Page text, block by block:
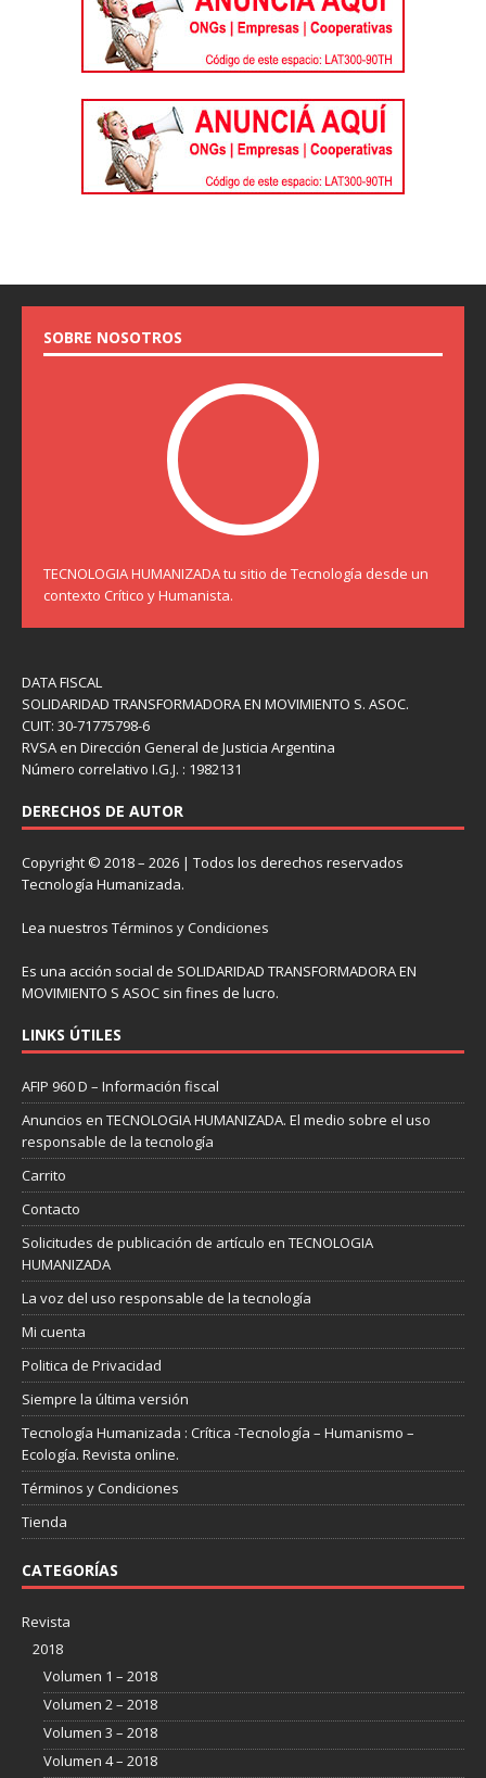
SOBRE NOSOTROS
TECNOLOGIA HUMANIZADA tu sitio de Tecnología desde un
contexto Crítico y Humanista.
DATA FISCAL
SOLIDARIDAD TRANSFORMADORA EN MOVIMIENTO S. ASOC.
CUIT: 30-71775798-6
RVSA en Dirección General de Justicia Argentina
Número correlativo I.G.J. : 1982131
DERECHOS DE AUTOR
Copyright © 2018 – 2026 | Todos los derechos reservados
Tecnología Humanizada.
Lea nuestros Términos y Condiciones
Es una acción social de SOLIDARIDAD TRANSFORMADORA EN
MOVIMIENTO S ASOC sin fines de lucro.
LINKS ÚTILES
AFIP 960 D – Información fiscal
Anuncios en TECNOLOGIA HUMANIZADA. El medio sobre el uso
responsable de la tecnología
Carrito
Contacto
Solicitudes de publicación de artículo en TECNOLOGIA
HUMANIZADA
La voz del uso responsable de la tecnología
Mi cuenta
Politica de Privacidad
Siempre la última versión
Tecnología Humanizada : Crítica -Tecnología – Humanismo –
Ecología. Revista online.
Términos y Condiciones
Tienda
CATEGORÍAS
Revista
2018
Volumen 1 – 2018
Volumen 2 – 2018
Volumen 3 – 2018
Volumen 4 – 2018